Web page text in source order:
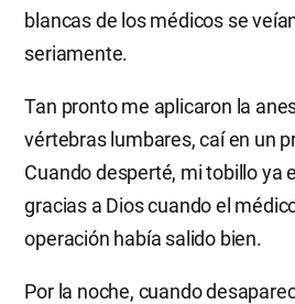
blancas de los médicos se
seriamente.
Tan pronto me aplicaron la
vértebras lumbares, caí en un
Cuando desperté, mi tobillo ya
gracias a Dios cuando el
operación había salido bien.
Por la noche, cuando